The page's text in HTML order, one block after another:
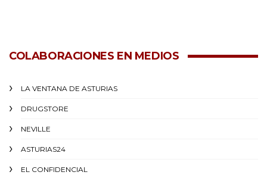
COLABORACIONES EN MEDIOS
LA VENTANA DE ASTURIAS
DRUGSTORE
NEVILLE
ASTURIAS24
EL CONFIDENCIAL